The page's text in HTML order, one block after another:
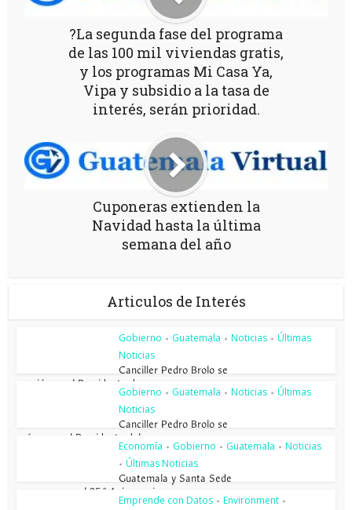
?La segunda fase del programa
de las 100 mil viviendas gratis,
y los programas Mi Casa Ya,
Vipa y subsidio a la tasa de
interés, serán prioridad.
Cuponeras extienden la
Navidad hasta la última
semana del año
Articulos de Interés
Gobierno • Guatemala • Noticias • Últimas
Noticias
Canciller Pedro Brolo se
reunió con el Presidente de...
Gobierno • Guatemala • Noticias • Últimas
Noticias
Canciller Pedro Brolo se
reúne con el Presidente del...
Economía • Gobierno • Guatemala • Noticias
• Últimas Noticias
Guatemala y Santa Sede
conmemoran el 85.º Aniversario...
Emprende con Datos • Environment •